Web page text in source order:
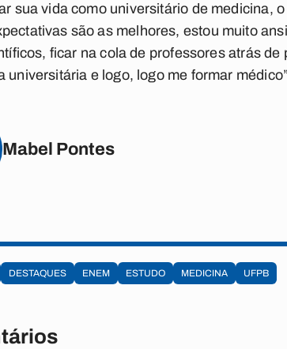
sua vida como universitário de medicina,
são as melhores, estou muito
ficar na cola de professores atrás
universitária e logo, logo me formar
Mabel Pontes
DESTAQUES ENEM ESTUDO MEDICINA UFPB